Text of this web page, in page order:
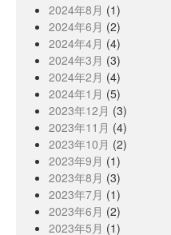
2024年8月 (1)
2024年6月 (2)
2024年4月 (4)
2024年3月 (3)
2024年2月 (4)
2024年1月 (5)
2023年12月 (3)
2023年11月 (4)
2023年10月 (2)
2023年9月 (1)
2023年8月 (3)
2023年7月 (1)
2023年6月 (2)
2023年5月 (1)